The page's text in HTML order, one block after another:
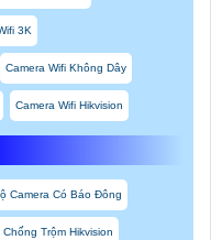
3K
Camera Wifi Không Dây
Camera Wifi Hikvision
Camera Có Báo Đông
Trộm Hikvision